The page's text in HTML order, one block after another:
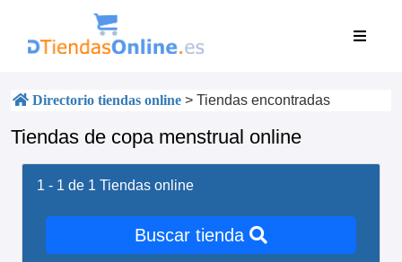
Directorio tiendas online > Tiendas encontradas
Tiendas de copa menstrual online
1 - 1 de 1 Tiendas online
Buscar tienda